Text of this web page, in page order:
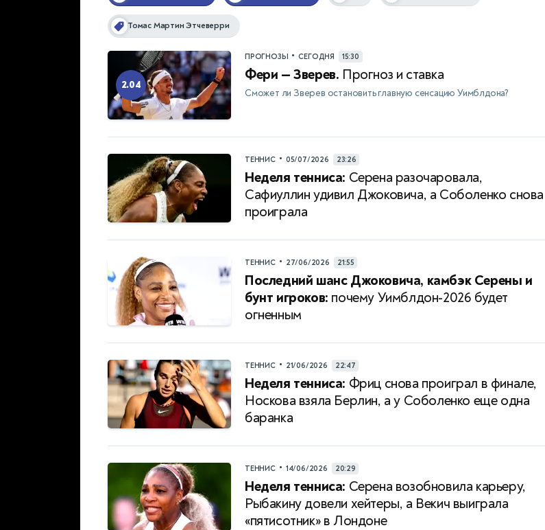
Томас Мартин Этчеверри
2.04
ПРОГНОЗЫ • СЕГОДНЯ 15:30
Фери — Зверев. Прогноз и ставка
Сможет ли Зверев остановить главную сенсацию Уимблдона?
ТЕННИС • 05/07/2026 23:26
Неделя тенниса: Серена разочаровала,
Сафиуллин удивил Джоковича, а Соболенко снова
проиграла
ТЕННИС • 27/06/2026 21:55
Последний шанс Джоковича, камбэк Серены и
бунт игроков: почему Уимблдон-2026 будет
огненным
ТЕННИС • 21/06/2026 22:47
Неделя тенниса: Фриц снова проиграл в финале,
Носкова взяла Берлин, а у Соболенко еще одна
баранка
ТЕННИС • 14/06/2026 20:29
Неделя тенниса: Серена возобновила карьеру,
Рыбакину довели хейтеры, а Векич выиграла
«пятисотник» в Лондоне